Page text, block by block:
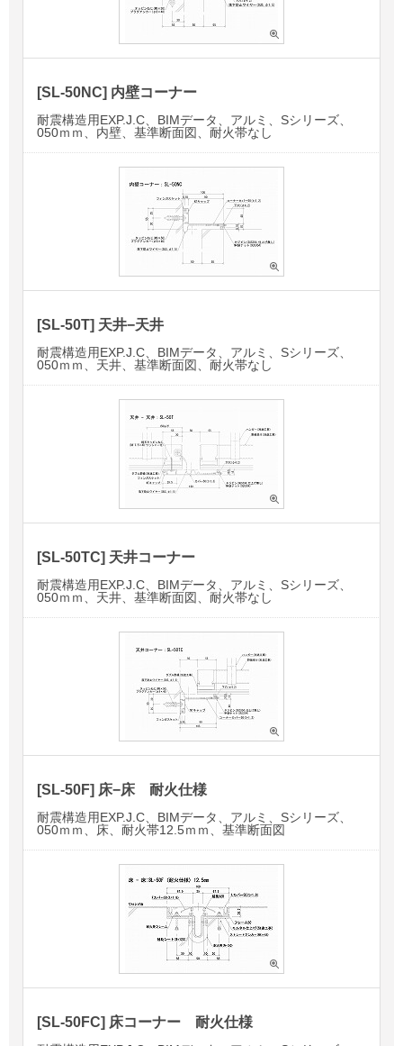
[SL-50NC] 内壁コーナー
耐震構造用EXP.J.C、BIMデータ、アルミ、Sシリーズ、
050ｍｍ、内壁、基準断面図、耐火帯なし
[SL-50T] 天井−天井
耐震構造用EXP.J.C、BIMデータ、アルミ、Sシリーズ、
050ｍｍ、天井、基準断面図、耐火帯なし
[SL-50TC] 天井コーナー
耐震構造用EXP.J.C、BIMデータ、アルミ、Sシリーズ、
050ｍｍ、天井、基準断面図、耐火帯なし
[SL-50F] 床−床 耐火仕様
耐震構造用EXP.J.C、BIMデータ、アルミ、Sシリーズ、
050ｍｍ、床、耐火帯12.5ｍｍ、基準断面図
[SL-50FC] 床コーナー 耐火仕様